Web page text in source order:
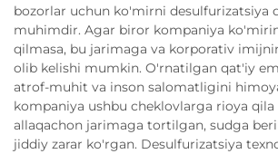
bozorlar uchun ko'mirni desulfurizatsiya
muhimdir. Agar biror kompaniya
qilmasa, bu jarimaga va korporativ
olib kelishi mumkin. O'rnatilgan qat'iy
atrof-muhit va inson salomatligini
kompaniya ushbu cheklovlarga rioya qila
allaqachon jarimaga tortilgan, sudga
jiddiy zarar ko'rgan. Desulfurizatsiya